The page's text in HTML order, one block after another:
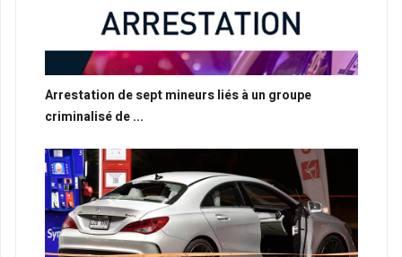
Arrestation de sept mineurs liés à un groupe
criminalisé de ...